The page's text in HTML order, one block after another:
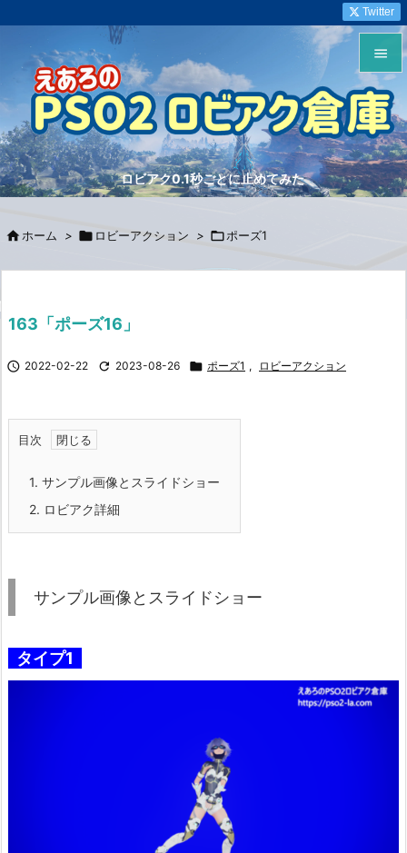
ロビアク0.1秒ごとに止めてみた


メニュ

サイド


Twitter
 ホーム >  ロビーアクション > ポーズ1
163「ポーズ16」
 2022-02-22  2023-08-26  ポーズ1 , ロビーアクション
目次
1. サンプル画像とスライドショー
2. ロビアク詳細
サンプル画像とスライドショー
タイプ1